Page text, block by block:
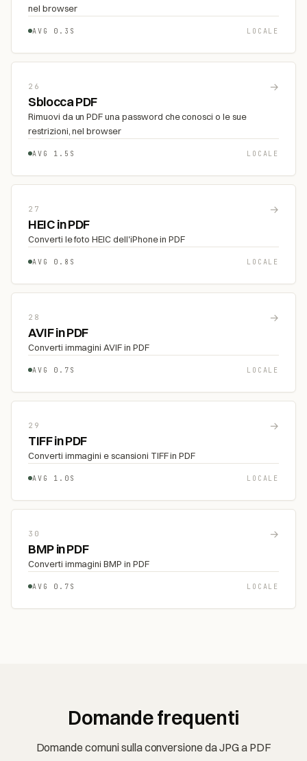
nel browser
AVG 0.3S LOCALE
26 →
Sblocca PDF
Rimuovi da un PDF una password che conosci o le sue
restrizioni, nel browser
AVG 1.5S LOCALE
27 →
HEIC in PDF
Converti le foto HEIC dell'iPhone in PDF
AVG 0.8S LOCALE
28 →
AVIF in PDF
Converti immagini AVIF in PDF
AVG 0.7S LOCALE
29 →
TIFF in PDF
Converti immagini e scansioni TIFF in PDF
AVG 1.0S LOCALE
30 →
BMP in PDF
Converti immagini BMP in PDF
AVG 0.7S LOCALE
Domande frequenti
Domande comuni sulla conversione da JPG a PDF